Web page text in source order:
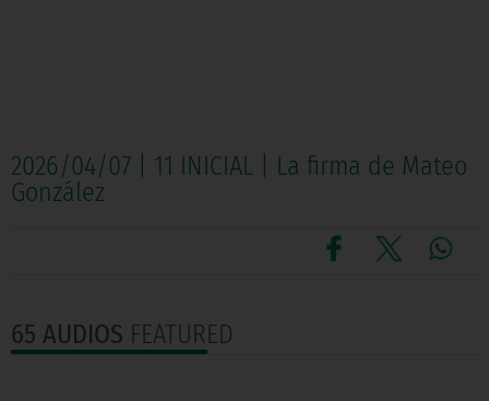
2026/04/07 | 11 INICIAL | La firma de Mateo
González
65 AUDIOS FEATURED